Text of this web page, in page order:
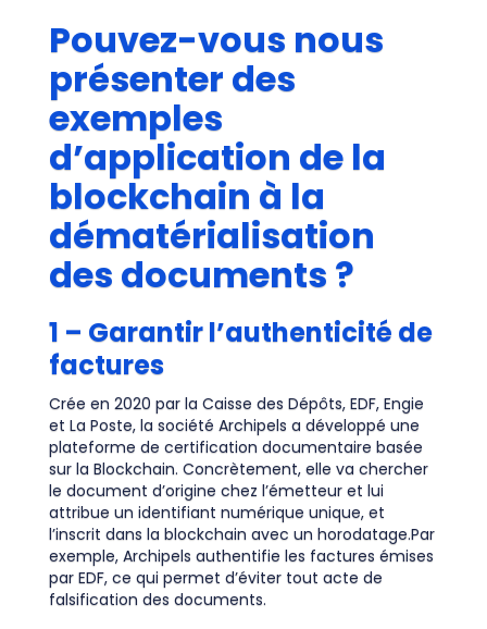
Pouvez-vous nous
présenter des
exemples
d’application de la
blockchain à la
dématérialisation
des documents ?
1 – Garantir l’authenticité de
factures
Crée en 2020 par la Caisse des Dépôts, EDF, Engie
et La Poste, la société Archipels a développé une
plateforme de certification documentaire basée
sur la Blockchain. Concrètement, elle va chercher
le document d’origine chez l’émetteur et lui
attribue un identifiant numérique unique, et
l’inscrit dans la blockchain avec un horodatage.Par
exemple, Archipels authentifie les factures émises
par EDF, ce qui permet d’éviter tout acte de
falsification des documents.